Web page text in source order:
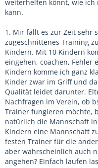
weiterhelfen könnt, wie ich
kann.
1. Mir fällt es zur Zeit sehr
zugeschnittenes Training
Kindern. Mit 10 Kindern
eingehen, coachen, Fehler
Kindern komme ich ganz
Kinder zwar im Griff und
Qualität leidet darunter.
Nachfragen im Verein, ob
Trainer fungieren möchte,
natürlich die Mannschaft
Kindern eine Mannschaft
festen Trainer für die
aber wahrscheinlich auch
angehen? Einfach laufen